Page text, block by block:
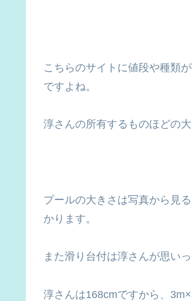
こちらのサイトに値段や種類
ですよね。
淳さんの所有するものほどの
プールの大きさは写真から見
かります。
また滑り台付は淳さんが思い
淳さんは168cmですから、